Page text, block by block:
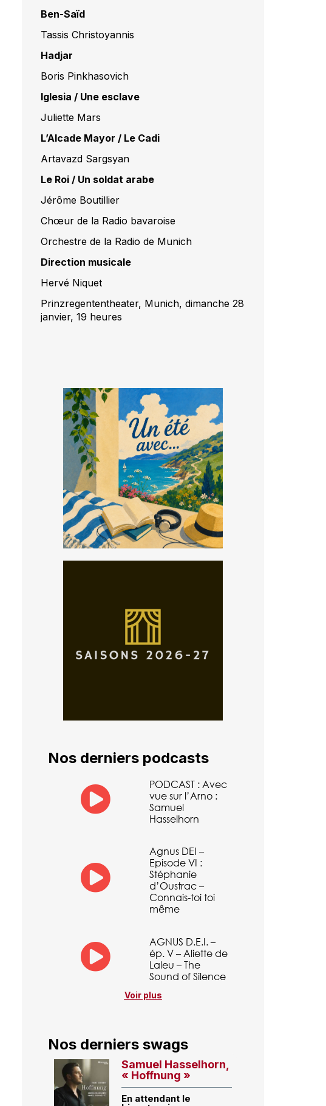
Ben-Saïd
Tassis Christoyannis
Hadjar
Boris Pinkhasovich
Iglesia / Une esclave
Juliette Mars
L’Alcade Mayor / Le Cadi
Artavazd Sargsyan
Le Roi / Un soldat arabe
Jérôme Boutillier
Chœur de la Radio bavaroise
Orchestre de la Radio de Munich
Direction musicale
Hervé Niquet
Prinzregententheater, Munich, dimanche 28
janvier, 19 heures
Nos derniers podcasts
PODCAST : Avec
vue sur l’Arno :
Samuel
Hasselhorn
Agnus DEI –
Episode VI :
Stéphanie
d’Oustrac –
Connais-toi toi
même
AGNUS D.E.I. –
ép. V – Aliette de
Laleu – The
Sound of Silence
Voir plus
Nos derniers swags
Samuel Hasselhorn,
« Hoffnung »
En attendant le